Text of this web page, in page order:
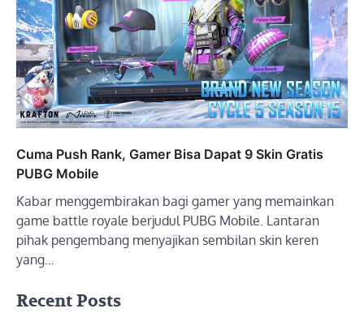
Cuma Push Rank, Gamer Bisa Dapat 9 Skin Gratis
PUBG Mobile
Kabar menggembirakan bagi gamer yang memainkan
game battle royale berjudul PUBG Mobile. Lantaran
pihak pengembang menyajikan sembilan skin keren
yang…
Recent Posts